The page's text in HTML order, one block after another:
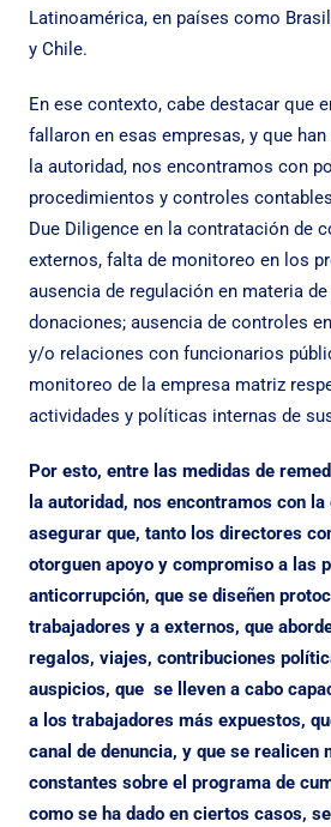
Latinoamérica, en países como
y Chile.
En ese contexto, cabe destacar que
fallaron en esas empresas, y que
la autoridad, nos encontramos con
procedimientos y controles
Due Diligence en la contratación de
externos, falta de monitoreo en los
ausencia de regulación en materia
donaciones; ausencia de controles
y/o relaciones con funcionarios
monitoreo de la empresa matriz
actividades y políticas internas de
Por esto, entre las medidas de
la autoridad, nos encontramos con
asegurar que, tanto los directores
otorguen apoyo y compromiso a las
anticorrupción, que se diseñen
trabajadores y a externos, que
regalos, viajes, contribuciones
auspicios, que se lleven a cabo
a los trabajadores más expuestos,
canal de denuncia, y que se realicen
constantes sobre el programa de
como se ha dado en ciertos casos,